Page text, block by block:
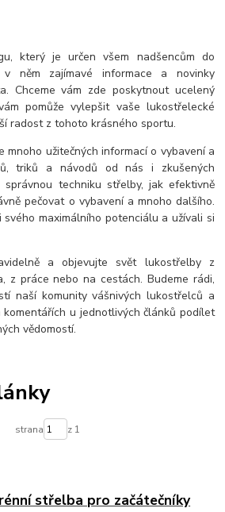
který je určen všem nadšencům do
v něm zajímavé informace a novinky
Chceme vám zde poskytnout ucelený
pomůže vylepšit vaše lukostřelecké
radost z tohoto krásného sportu.
mnoho užitečných informací o vybavení a
triků a návodů od nás i zkušených
techniku střelby, jak efektivně
pečovat o vybavení a mnoho dalšího.
svého maximálního potenciálu a užívali si
a objevujte svět lukostřelby z
z práce nebo na cestách. Budeme rádi,
naší komunity vášnivých lukostřelců a
u jednotlivých článků podílet
vědomostí.
strana z 1
střelba pro začátečníky